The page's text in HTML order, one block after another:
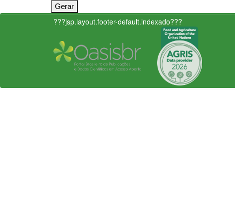
???jsp.layout.footer-default.indexado???